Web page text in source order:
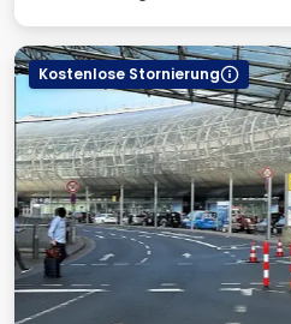
Kostenlose Stornierung